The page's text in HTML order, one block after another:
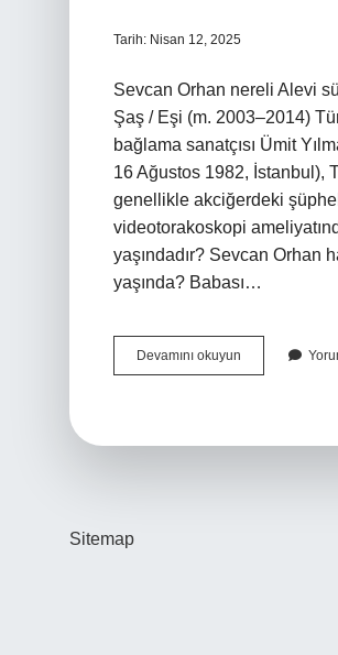
Tarih: Nisan 12, 2025
Sevcan Orhan nereli Alevi
Şaş / Eşi (m. 2003–2014)
bağlama sanatçısı Ümit
16 Ağustos 1982, İstanbul),
genellikle akciğerdeki
videotorakoskopi
yaşındadır? Sevcan Orhan
yaşında? Babası…
Devamını okuyun
Orhan
Sitemap